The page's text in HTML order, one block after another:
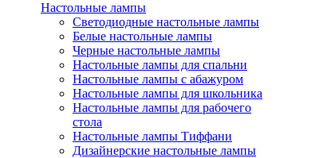
Настольные лампы
Светодиодные настольные лампы
Белые настольные лампы
Черные настольные лампы
Настольные лампы для спальни
Настольные лампы с абажуром
Настольные лампы для школьника
Настольные лампы для рабочего
стола
Настольные лампы Тиффани
Дизайнерские настольные лампы